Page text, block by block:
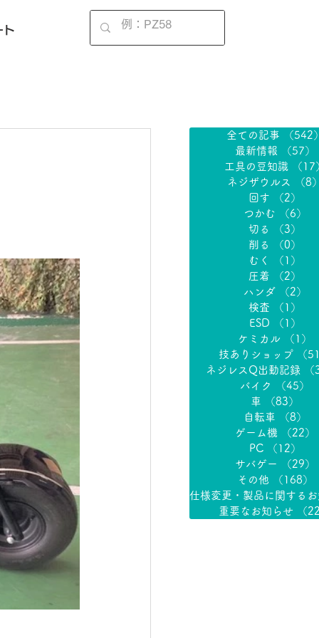
ト
全ての記事
（542
最新情報
（57）
工具の豆知識
（17
ネジザウルス
（8
回す
（2）
つかむ
（6）
切る
（3）
削る
（0）
むく
（1）
圧着
（2）
ハンダ
（2）
検査
（1）
ESD
（1）
ケミカル
（1）
技ありショップ
（
ネジレスQ出動記録
バイク
（45）
車
（83）
自転車
（8）
ゲーム機
（22）
PC
（12）
サバゲー
（29）
その他
（168）
重要なお知らせ （